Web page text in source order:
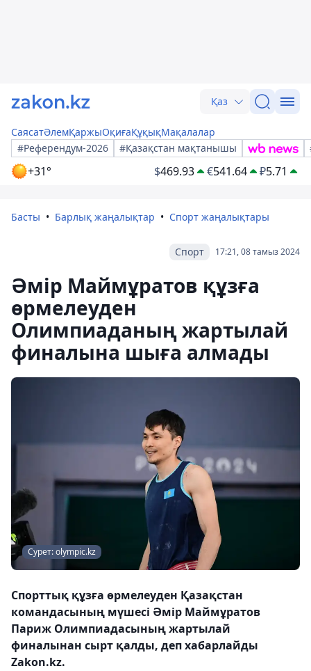
Қаз
СаясатӘлемҚаржыОқиғаҚұқықМақалалар
#Референдум-2026
#Қазақстан мақтанышы
+31° $469.93 €541.64 ₽5.71
Басты Барлық жаңалықтар Спорт жаңалықтары
17:21, 08 тамыз 2024
Спорт
Әмір Маймұратов құзға
өрмелеуден
Олимпиаданың жартылай
финалына шыға алмады
Сурет: olympic.kz
Спорттық құзға өрмелеуден Қазақстан
командасының мүшесі Әмір Маймұратов
Париж Олимпиадасының жартылай
финалынан сырт қалды, деп хабарлайды
Zakon.kz.